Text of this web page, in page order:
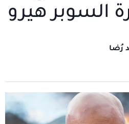
السوبر هيرو
رُضا